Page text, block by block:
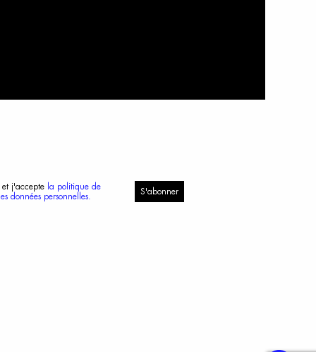
et j'accepte la politique de
données personnelles.
S'abonner